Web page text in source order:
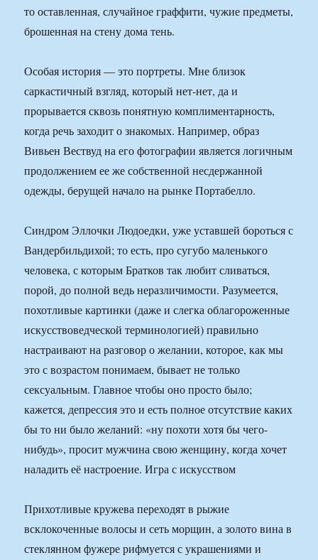
то оставленная, случайное граффити, чужие предметы,
брошенная на стену дома тень.
Особая история — это портреты. Мне близок
саркастичный взгляд, который нет-нет, да и
прорывается сквозь понятную комплиментарность,
когда речь заходит о знакомых. Например, образ
Вивьен Вествуд на его фотографии является логичным
продолжением ее же собственной несдержанной
одежды, берущей начало на рынке Портабелло.
Синдром Эллочки Людоедки, уже уставшей бороться с
Вандербильдихой; то есть, про сугубо маленького
человека, с которым Братков так любит сливаться,
порой, до полной ведь неразличимости. Разумеется,
похотливые картинки (даже и слегка облагороженные
искусствоведческой терминологией) правильно
настраивают на разговор о желании, которое, как мы
это с возрастом понимаем, бывает не только
сексуальным. Главное чтобы оно просто было;
кажется, депрессия это и есть полное отсутствие каких
бы то ни было желаний: «ну похоти хотя бы чего-
нибудь», просит мужчина свою женщину, когда хочет
наладить её настроение. Игра с искусством
Прихотливые кружева переходят в рыжие
всклокоченные волосы и сеть морщин, а золото вина в
стеклянном фужере рифмуется с украшениями и